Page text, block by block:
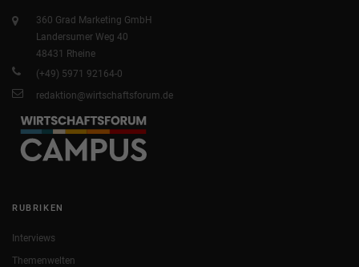
360 Grad Marketing GmbH
Landersumer Weg 40
48431 Rheine
(+49) 5971 92164-0
redaktion@wirtschaftsforum.de
RUBRIKEN
Interviews
Themenwelten